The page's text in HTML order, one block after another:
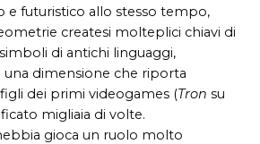
e futuristico allo stesso tempo,
createsi molteplici chiavi di
di antichi linguaggi,
una dimensione che riporta
dei primi videogames (Tron su
migliaia di volte.
gioca un ruolo molto